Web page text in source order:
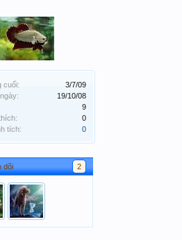
cuối:
3/7/09
19/10/08
9
0
tích:
0
dõi 2